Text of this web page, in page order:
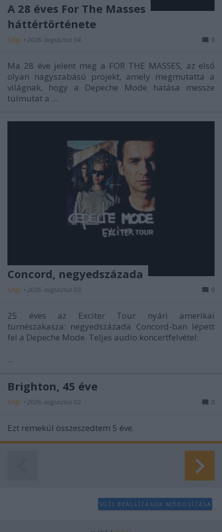
A 28 éves For The Masses
háttértörténete
Szigi. • 2026. augusztus 04. 0
Ma 28 éve jelent meg a FOR THE MASSES, az első
olyan nagyszabású projekt, amely megmutatta a
világnak, hogy a Depeche Mode hatása messze
túlmutat a ...
Concord, negyedszázada
Szigi. • 2026. augusztus 03. 0
25 éves az Exciter Tour nyári amerikai
turnészakasza: negyedszázada Concord-ban lépett
fel a Depeche Mode. Teljes audio koncertfelvétel:
...
Brighton, 45 éve
Szigi. • 2026. augusztus 02. 0
Ezt remekül összeszedtem 5 éve.
SÜTI BEÁLLÍTÁSOK MÓDOSÍTÁSA